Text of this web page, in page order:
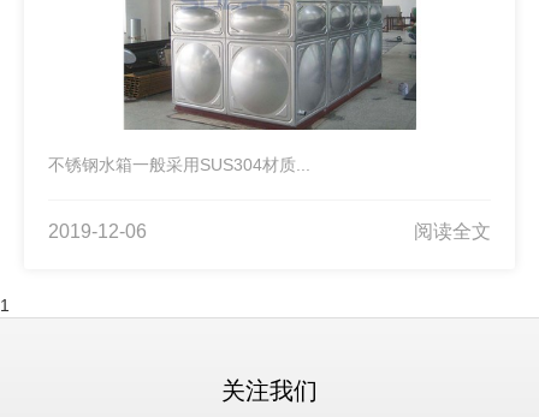
不锈钢水箱一般采用SUS304材质...
2019-12-06 阅读全文
1
关注我们